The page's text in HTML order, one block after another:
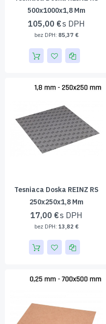
500x1000x1,8 Mm
105,00 €
85,37 €
Tesniaca Doska REINZ RS
250x250x1,8 Mm
17,00 €
13,82 €